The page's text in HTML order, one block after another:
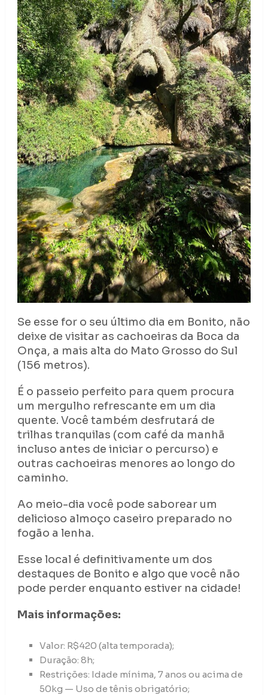
Se esse for o seu último dia em Bonito, não
deixe de visitar as cachoeiras da Boca da
Onça, a mais alta do Mato Grosso do Sul
(156 metros).
É o passeio perfeito para quem procura
um mergulho refrescante em um dia
quente. Você também desfrutará de
trilhas tranquilas (com café da manhã
incluso antes de iniciar o percurso) e
outras cachoeiras menores ao longo do
caminho.
Ao meio-dia você pode saborear um
delicioso almoço caseiro preparado no
fogão a lenha.
Esse local é definitivamente um dos
destaques de Bonito e algo que você não
pode perder enquanto estiver na cidade!
Mais informações:
Valor: R$420 (alta temporada);
Duração: 8h;
Restrições: Idade mínima, 7 anos ou acima de
50kg — Uso de tênis obrigatório;